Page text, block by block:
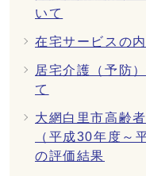
いて
在宅サービスの
居宅介護（予防
て
大網白里市高齢
（平成30年度～
の評価結果